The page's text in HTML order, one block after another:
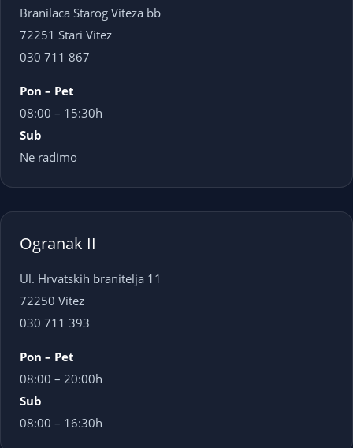
Branilaca Starog Viteza bb
72251 Stari Vitez
030 711 867
Pon – Pet
08:00 – 15:30h
Sub
Ne radimo
Ogranak II
Ul. Hrvatskih branitelja 11
72250 Vitez
030 711 393
Pon – Pet
08:00 – 20:00h
Sub
08:00 – 16:30h